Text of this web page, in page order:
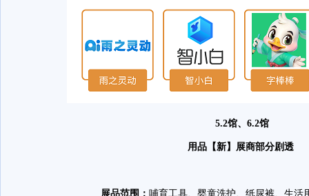
5.2馆、6.2馆
用品【新】展商部分剧透
展品范围： 哺育工具、婴童洗护、纸尿裤、生活